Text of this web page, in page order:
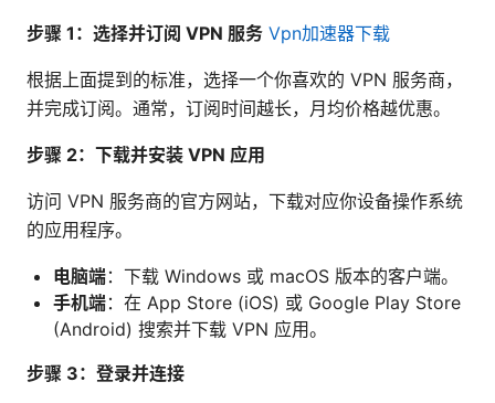
步骤 1：选择并订阅 VPN 服务 Vpn加速器下载
根据上面提到的标准，选择一个你喜欢的 VPN 服务商，
并完成订阅。通常，订阅时间越长，月均价格越优惠。
步骤 2：下载并安装 VPN 应用
访问 VPN 服务商的官方网站，下载对应你设备操作系统
的应用程序。
电脑端：下载 Windows 或 macOS 版本的客户端。
手机端：在 App Store (iOS) 或 Google Play Store
(Android) 搜索并下载 VPN 应用。
步骤 3：登录并连接